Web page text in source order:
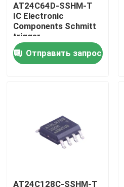
Видео
AT24C64D-SSHM-T
IC Electronic
Components Schmitt
trigger,
фильтрованные
входы для
подавления шума
Отправить запрос
AT24C128C-SSHM-T